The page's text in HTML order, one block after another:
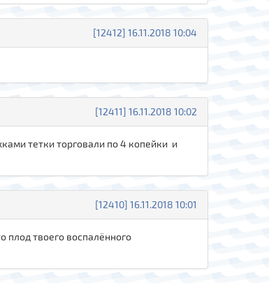
[12412] 16.11.2018 10:04
[12411] 16.11.2018 10:02
тетки торговали по 4 копейки и
[12410] 16.11.2018 10:01
плод твоего воспалённого